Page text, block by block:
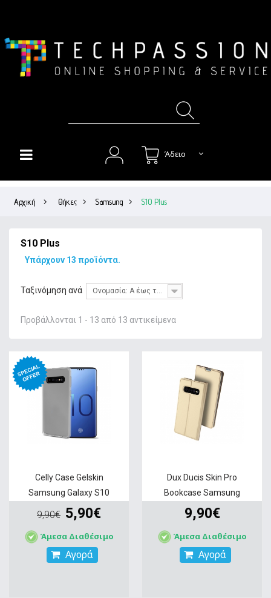
Άδειο
ΘΉΚΕΣ
ΜΝΉΜΗ
IT ΑΞΕΣΟΥΆΡ & GAMING
Αρχική > Θήκες > Samsung > S10 Plus
S10 Plus
Υπάρχουν 13 προϊόντα.
Ταξινόμηση ανά Ονομασία: Α έως το Ω
Προβάλλονται 1 - 13 από 13 αντικείμενα
Celly Case Gelskin
Samsung Galaxy S10
Plus...
9,90€ 5,90€
Άμεσα Διαθέσιμο
Αγορά
Dux Ducis Skin Pro
Bookcase Samsung
Galaxy...
9,90€
Άμεσα Διαθέσιμο
Αγορά